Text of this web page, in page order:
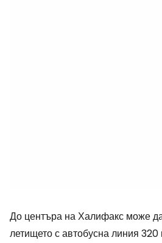
До центъра на Халифакс може
летището с автобусна линия 320